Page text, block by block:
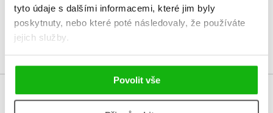
tyto údaje s dalšími informacemi, které jim byly
poskytnuty, nebo které poté následovaly, že používáte
jejich služby.
Povolit vše
Uživatelskou recenzi mohou vkládat pouze registrovaní uživatelé
Přihlásit
MOHLO BY VÁS TAKÉ ZAJÍMAT